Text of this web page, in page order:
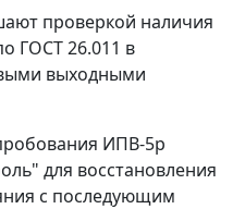
проверкой наличия
ГОСТ 26.011 в
выходными
ИПВ-5р
для восстановления
с последующим